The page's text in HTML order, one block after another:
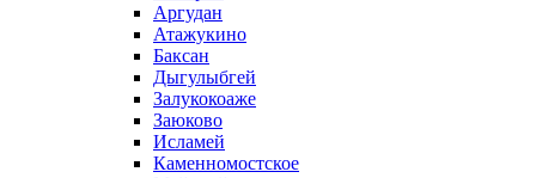
Аргудан
Атажукино
Баксан
Дыгулыбгей
Залукокоаже
Заюково
Исламей
Каменномостское